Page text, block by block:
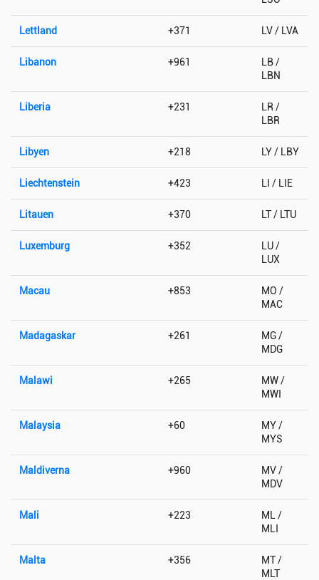
Lettland +371 LV / LVA
Libanon +961
LB /
LBN
Liberia +231
LR /
LBR
Libyen +218 LY / LBY
Liechtenstein +423 LI / LIE
Litauen +370 LT / LTU
Luxemburg +352
LU /
LUX
Macau +853
MO /
MAC
Madagaskar +261
MG /
MDG
Malawi +265
MW /
MWI
Malaysia +60
MY /
MYS
Maldiverna +960
MV /
MDV
Mali +223
ML /
MLI
Malta +356
MT /
MLT